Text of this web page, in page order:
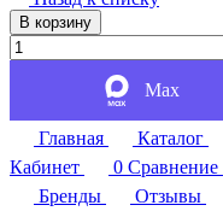
В корзину
Max
Главная Каталог
Кабинет
0 Сравнение
Бренды
Отзывы